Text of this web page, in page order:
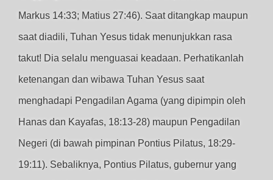
Markus 14:33; Matius 27:46). Saat ditangkap maupun
saat diadili, Tuhan Yesus tidak menunjukkan rasa
takut! Dia selalu menguasai keadaan. Perhatikanlah
ketenangan dan wibawa Tuhan Yesus saat
menghadapi Pengadilan Agama (yang dipimpin oleh
Hanas dan Kayafas, 18:13-28) maupun Pengadilan
Negeri (di bawah pimpinan Pontius Pilatus, 18:29-
19:11). Sebaliknya, Pontius Pilatus, gubernur yang